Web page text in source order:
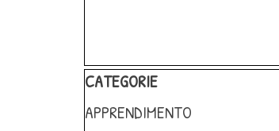
Salta blocco CATEGORIE
CATEGORIE
APPRENDIMENTO